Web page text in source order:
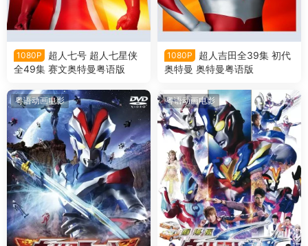
1080P
超人七号 超人七星侠
全49集 赛文奥特曼粤语版
1080P
超人吉田全39集 初代
奥特曼 奥特曼粤语版
粤语动画电影 粤语动画电影